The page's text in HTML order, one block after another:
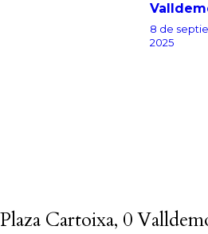
8 de
2025
Plaza Cartoixa, 0